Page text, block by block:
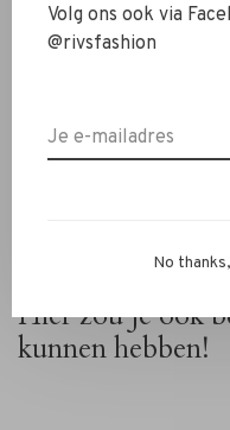
Twijfel je nog over je
Hier zou je ook
kunnen hebben!
Volg ons ook via
@rivsfashion
No